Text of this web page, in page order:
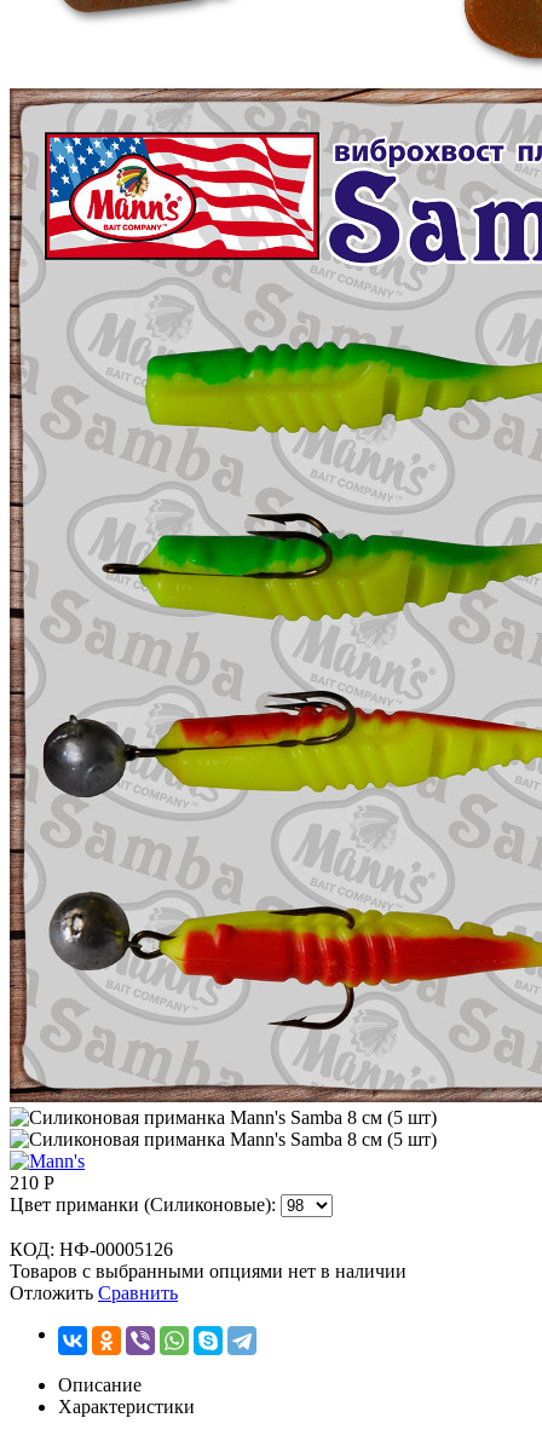
210 Р
Цвет приманки (Силиконовые):
КОД: НФ-00005126
Товаров с выбранными опциями нет в наличии
Отложить Сравнить
Описание
Характеристики